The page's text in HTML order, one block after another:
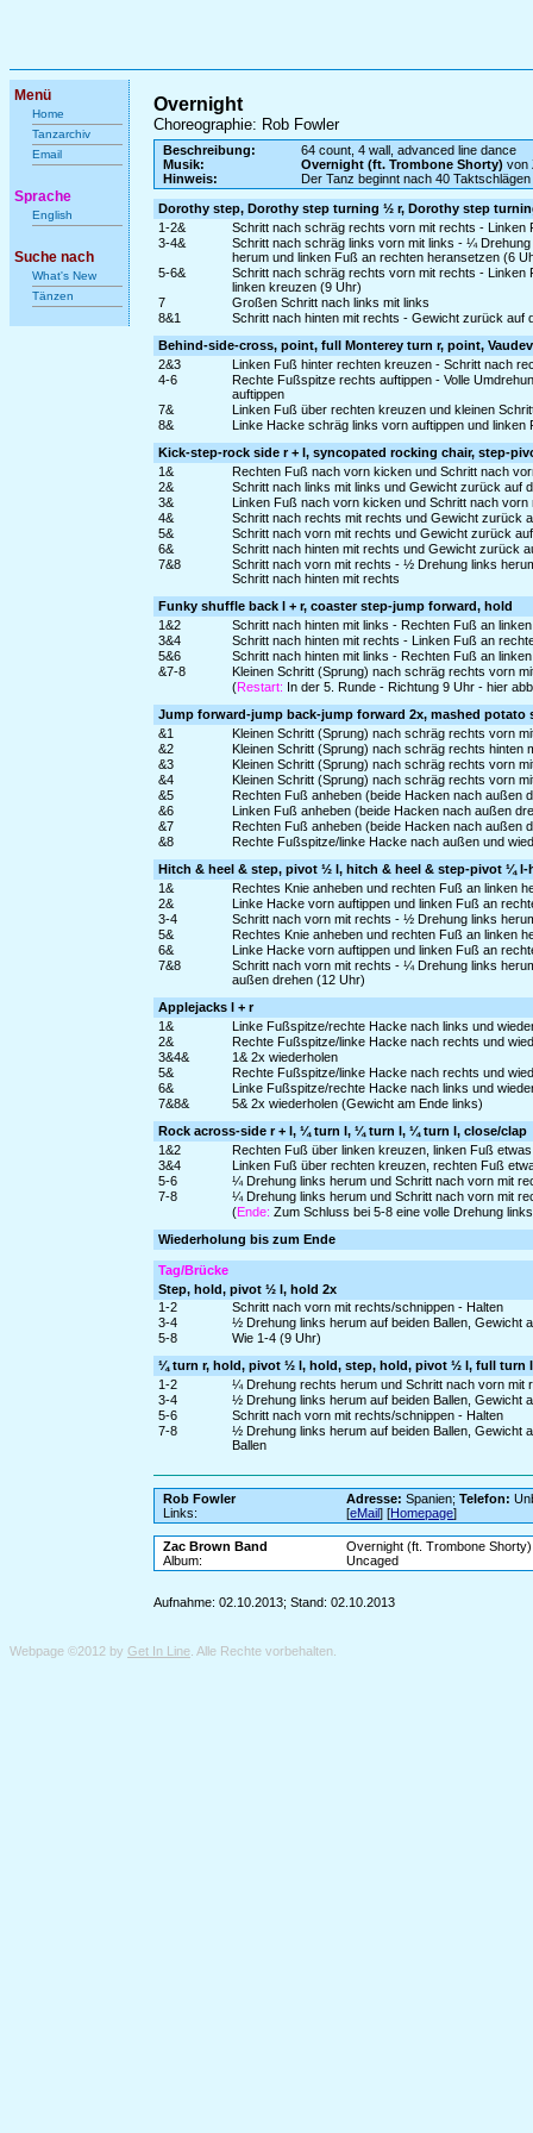
Menü
Home
Tanzarchiv
Email
Sprache
English
Suche nach
What's New
Tänzen
Overnight
Choreographie: Rob Fowler
Beschreibung:
64 count, 4 wall, advanced line dance
Musik:
Overnight (ft. Trombone Shorty) von
Hinweis:
Der Tanz beginnt nach 40 Taktschlägen
Dorothy step, Dorothy step turning ½ r, Dorothy step
1-2&
Schritt nach schräg rechts vorn mit rechts -
3-4&
Schritt nach schräg links vorn mit links - ¼
herum und linken Fuß an rechten heransetzen (6
5-6&
Schritt nach schräg rechts vorn mit rechts -
linken kreuzen (9 Uhr)
7
Großen Schritt nach links mit links
8&1
Schritt nach hinten mit rechts - Gewicht zurück
Behind-side-cross, point, full Monterey turn r, point,
2&3
Linken Fuß hinter rechten kreuzen - Schritt nach
4-6
Rechte Fußspitze rechts auftippen - Volle
auftippen
7&
Linken Fuß über rechten kreuzen und kleinen
8&
Linke Hacke schräg links vorn auftippen und linken
Kick-step-rock side r + l, syncopated rocking chair, step-
1&
Rechten Fuß nach vorn kicken und Schritt nach
2&
Schritt nach links mit links und Gewicht zurück auf
3&
Linken Fuß nach vorn kicken und Schritt nach vorn
4&
Schritt nach rechts mit rechts und Gewicht zurück
5&
Schritt nach vorn mit rechts und Gewicht zurück
6&
Schritt nach hinten mit rechts und Gewicht zurück
7&8
Schritt nach vorn mit rechts - ½ Drehung links
Schritt nach hinten mit rechts
Funky shuffle back l + r, coaster step-jump forward, hold
1&2
Schritt nach hinten mit links - Rechten Fuß an
3&4
Schritt nach hinten mit rechts - Linken Fuß an
5&6
Schritt nach hinten mit links - Rechten Fuß an
&7-8
Kleinen Schritt (Sprung) nach schräg rechts vorn
(Restart: In der 5. Runde - Richtung 9 Uhr - hier
Jump forward-jump back-jump forward 2x, mashed potato
&1
Kleinen Schritt (Sprung) nach schräg rechts vorn
&2
Kleinen Schritt (Sprung) nach schräg rechts hinten
&3
Kleinen Schritt (Sprung) nach schräg rechts vorn
&4
Kleinen Schritt (Sprung) nach schräg rechts vorn
&5
Rechten Fuß anheben (beide Hacken nach außen
&6
Linken Fuß anheben (beide Hacken nach außen
&7
Rechten Fuß anheben (beide Hacken nach außen
&8
Rechte Fußspitze/linke Hacke nach außen und
Hitch & heel & step, pivot ½ l, hitch & heel & step-pivot ¼ l-
1&
Rechtes Knie anheben und rechten Fuß an linken
2&
Linke Hacke vorn auftippen und linken Fuß an
3-4
Schritt nach vorn mit rechts - ½ Drehung links
5&
Rechtes Knie anheben und rechten Fuß an linken
6&
Linke Hacke vorn auftippen und linken Fuß an
7&8
Schritt nach vorn mit rechts - ¼ Drehung links
außen drehen (12 Uhr)
Applejacks l + r
1&
Linke Fußspitze/rechte Hacke nach links und
2&
Rechte Fußspitze/linke Hacke nach rechts und
3&4&
1& 2x wiederholen
5&
Rechte Fußspitze/linke Hacke nach rechts und
6&
Linke Fußspitze/rechte Hacke nach links und
7&8&
5& 2x wiederholen (Gewicht am Ende links)
Rock across-side r + l, ¼ turn l, ¼ turn l, ¼ turn l, close/clap
1&2
Rechten Fuß über linken kreuzen, linken Fuß
3&4
Linken Fuß über rechten kreuzen, rechten Fuß
5-6
¼ Drehung links herum und Schritt nach vorn mit
7-8
¼ Drehung links herum und Schritt nach vorn mit
(Ende: Zum Schluss bei 5-8 eine volle Drehung
Wiederholung bis zum Ende
Tag/Brücke
Step, hold, pivot ½ l, hold 2x
1-2
Schritt nach vorn mit rechts/schnippen - Halten
3-4
½ Drehung links herum auf beiden Ballen, Gewicht
5-8
Wie 1-4 (9 Uhr)
¼ turn r, hold, pivot ½ l, hold, step, hold, pivot ½ l, full turn l
1-2
¼ Drehung rechts herum und Schritt nach vorn mit
3-4
½ Drehung links herum auf beiden Ballen, Gewicht
5-6
Schritt nach vorn mit rechts/schnippen - Halten
7-8
½ Drehung links herum auf beiden Ballen, Gewicht
Ballen
Rob Fowler Adresse: Spanien;Telefon:
Links:
[eMail] [Homepage]
Zac Brown Band
Overnight (ft. Trombone Shorty)
Album:
Uncaged
Aufnahme: 02.10.2013; Stand: 02.10.2013
Webpage ©2012 by Get In Line . Alle Rechte vorbehalten.